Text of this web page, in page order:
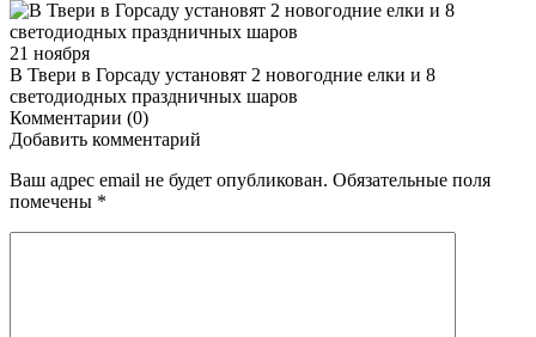
21 ноября
В Твери в Горсаду установят 2 новогодние елки и 8
светодиодных праздничных шаров
Комментарии (0)
Добавить комментарий
Ваш адрес email не будет опубликован. Обязательные поля
помечены *